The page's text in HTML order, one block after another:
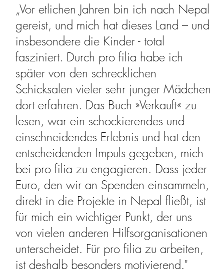
„Vor etlichen Jahren bin ich nach Nepal
gereist, und mich hat dieses Land – und
insbesondere die Kinder - total
fasziniert. Durch pro filia habe ich
später von den schrecklichen
Schicksalen vieler sehr junger Mädchen
dort erfahren. Das Buch »Verkauft« zu
lesen, war ein schockierendes und
einschneidendes Erlebnis und hat den
entscheidenden Impuls gegeben, mich
bei pro filia zu engagieren. Dass jeder
Euro, den wir an Spenden einsammeln,
direkt in die Projekte in Nepal fließt, ist
für mich ein wichtiger Punkt, der uns
von vielen anderen Hilfsorganisationen
unterscheidet. Für pro filia zu arbeiten,
ist deshalb besonders motivierend."